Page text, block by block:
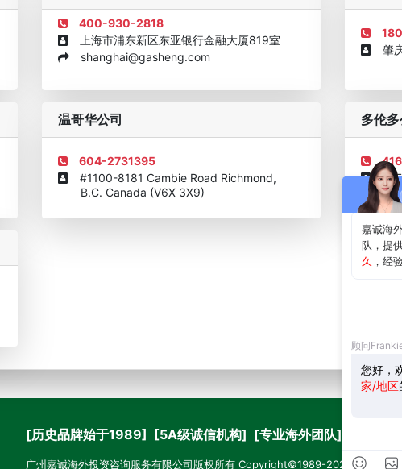
欧美澳年度表现移民团队 美国投资移民中介机构30强 加拿大移民顾
400-930-2818
上海市浦东新区东亚银行金融大厦819室
shanghai@gasheng.com
180
肇
温哥华公司
604-2731395
#1100-8181 Cambie Road Richmond,
B.C. Canada (V6X 3X9)
多伦多
Hill,
[历史品牌始于1989] [5A级诚信机构] [专业海外团队]
广州嘉诚海外投资咨询服务有限公司版权所有 Copyright©1989-2026